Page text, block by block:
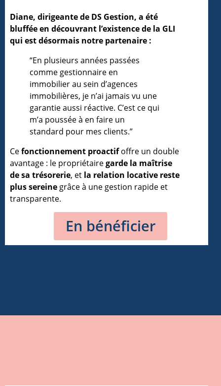
Diane, dirigeante de DS Gestion, a été
bluffée en découvrant l’existence de la GLI
qui est désormais notre partenaire :
“En plusieurs années passées
comme gestionnaire en
immobilier au sein d’agences
immobilières, je n’ai jamais vu une
garantie aussi réactive. C’est ce qui
m’a poussée à en faire un
standard pour mes clients.”
Cefonctionnement proactifoffre un double
avantage : le propriétairegarde la maîtrise
de sa trésorerie, et la relation locative reste
plus sereinegrâce à une gestion rapide et
transparente.
En bénéficier